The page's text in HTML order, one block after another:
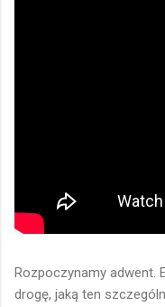
Rozpoczynamy adwent.
drogę, jaką ten